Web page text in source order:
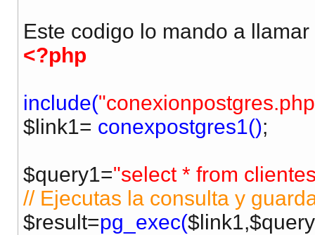
Este codigo lo mando a llamar
<?php
include(
$link1= conexpostgres1();
$query1="select * from
// Ejecutas la consulta y
$result=pg_exec(